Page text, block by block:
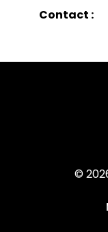
RITA
Ouvrages
Contact :
©